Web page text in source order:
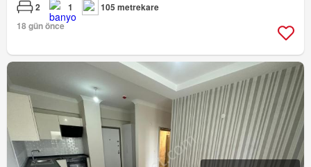
2 1
105 metrekare
18 gün önce